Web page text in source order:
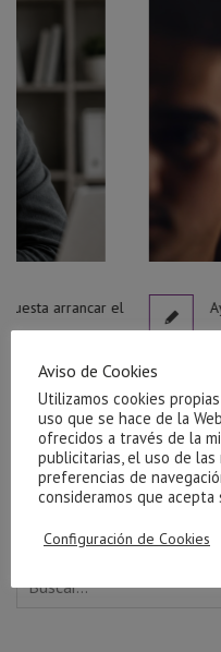
Ayuda para salir
julio 27, 2026
Aviso de Cookies
Utilizamos cookies
uso que se hace de la
ofrecidos a través de la
publicitarias, el uso de las
preferencias de
consideramos que acepta
Configuración de Cookies